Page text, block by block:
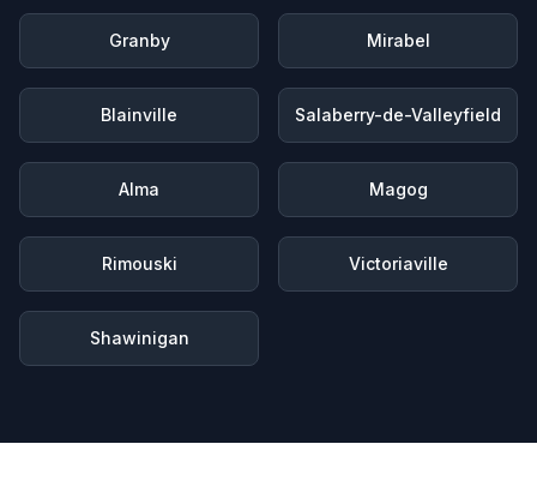
Granby Mirabel
Blainville Salaberry-de-Valleyfield
Alma Magog
Rimouski Victoriaville
Shawinigan